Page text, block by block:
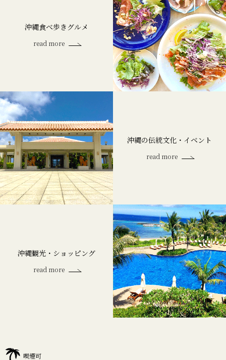
沖縄食べ歩きグルメ
read more
沖縄の伝統文化・イベント
read more
沖縄観光・ショッピング
read more
home喫煙可